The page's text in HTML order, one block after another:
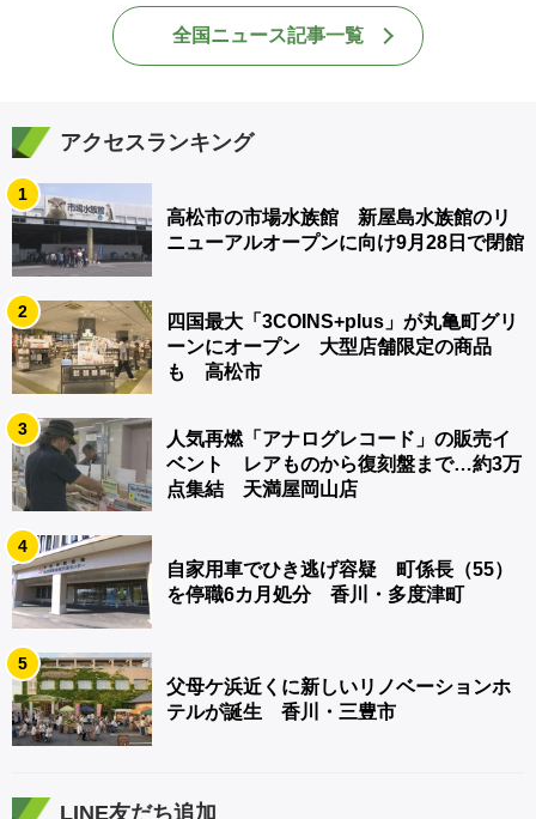
全国ニュース記事一覧
アクセスランキング
1
高松市の市場水族館 新屋島水族館のリ
ニューアルオープンに向け9月28日で閉館
2
四国最大「3COINS+plus」が丸亀町グリ
ーンにオープン 大型店舗限定の商品
も 高松市
3
人気再燃「アナログレコード」の販売イ
ベント レアものから復刻盤まで…約3万
点集結 天満屋岡山店
4
自家用車でひき逃げ容疑 町係長（55）
を停職6カ月処分 香川・多度津町
5
父母ケ浜近くに新しいリノベーションホ
テルが誕生 香川・三豊市
LINE友だち追加